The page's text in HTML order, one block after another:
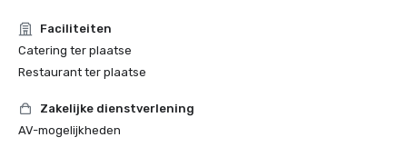
Faciliteiten
Catering ter plaatse
Restaurant ter plaatse
Zakelijke dienstverlening
AV-mogelijkheden